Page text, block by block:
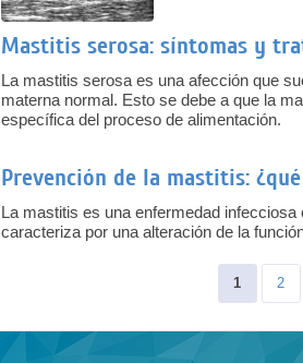
Mastitis serosa: síntomas y
La mastitis serosa es una afección que
materna normal. Esto se debe a que la
específica del proceso de alimentación.
Prevención de la mastitis:
La mastitis es una enfermedad
caracteriza por una alteración de la
1 2